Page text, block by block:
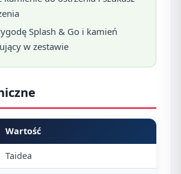
Splash & Go i kamień
w zestawie
Wartość
Taidea